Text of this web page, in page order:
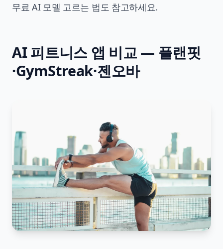
무료 AI 모델 고르는 법 도 참고하세요.
AI 피트니스 앱 비교 — 플랜핏
·GymStreak·젠오바